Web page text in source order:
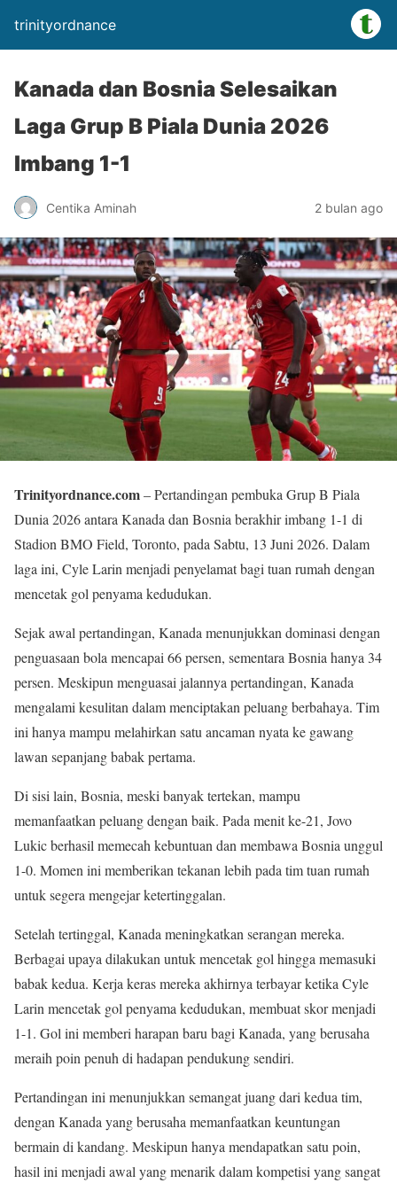
trinityordnance
Kanada dan Bosnia Selesaikan
Laga Grup B Piala Dunia 2026
Imbang 1-1
Centika Aminah 2 bulan ago
Trinityordnance.com– Pertandingan pembuka Grup B Piala
Dunia 2026 antara Kanada dan Bosnia berakhir imbang 1-1 di
Stadion BMO Field, Toronto, pada Sabtu, 13 Juni 2026. Dalam
laga ini, Cyle Larin menjadi penyelamat bagi tuan rumah dengan
mencetak gol penyama kedudukan.
Sejak awal pertandingan, Kanada menunjukkan dominasi dengan
penguasaan bola mencapai 66 persen, sementara Bosnia hanya 34
persen. Meskipun menguasai jalannya pertandingan, Kanada
mengalami kesulitan dalam menciptakan peluang berbahaya. Tim
ini hanya mampu melahirkan satu ancaman nyata ke gawang
lawan sepanjang babak pertama.
Di sisi lain, Bosnia, meski banyak tertekan, mampu
memanfaatkan peluang dengan baik. Pada menit ke-21, Jovo
Lukic berhasil memecah kebuntuan dan membawa Bosnia unggul
1-0. Momen ini memberikan tekanan lebih pada tim tuan rumah
untuk segera mengejar ketertinggalan.
Setelah tertinggal, Kanada meningkatkan serangan mereka.
Berbagai upaya dilakukan untuk mencetak gol hingga memasuki
babak kedua. Kerja keras mereka akhirnya terbayar ketika Cyle
Larin mencetak gol penyama kedudukan, membuat skor menjadi
1-1. Gol ini memberi harapan baru bagi Kanada, yang berusaha
meraih poin penuh di hadapan pendukung sendiri.
Pertandingan ini menunjukkan semangat juang dari kedua tim,
dengan Kanada yang berusaha memanfaatkan keuntungan
bermain di kandang. Meskipun hanya mendapatkan satu poin,
hasil ini menjadi awal yang menarik dalam kompetisi yang sangat